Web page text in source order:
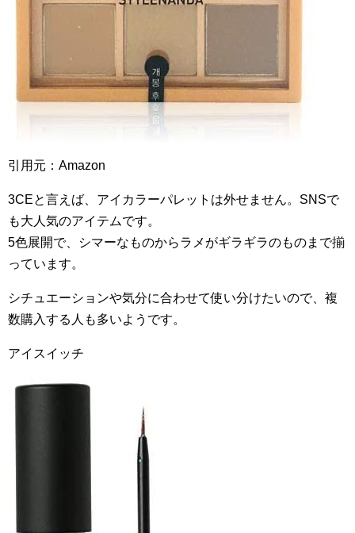
引用元：Amazon
3CEと言えば、アイカラーパレットは外せません。SNSで
も大人気のアイテムです。
5色展開で、シマーなものからラメがギラギラのものまで揃
っています。
シチュエーションや気分に合わせて使い分けたいので、複
数購入する人も多いようです。
アイスイッチ